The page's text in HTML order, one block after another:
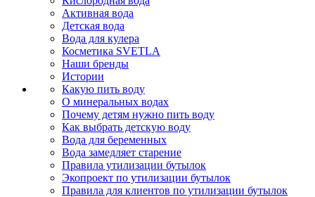
Активная вода
Детская вода
Вода для кулера
Косметика SVETLA
Наши бренды
Истории
Какую пить воду
О минеральных водах
Почему детям нужно пить воду
Как выбрать детскую воду
Вода для беременных
Вода замедляет старение
Правила утилизации бутылок
Экопроект по утилизации бутылок
Правила для клиентов по утилизации бутылок